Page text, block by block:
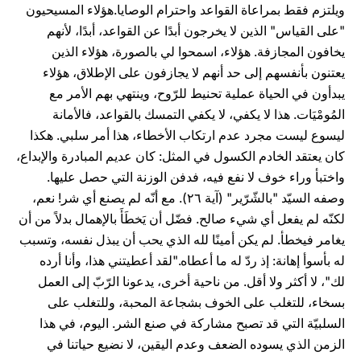
ويلتزم فقط بمراعاة القواعد واحترام الوصايا.هؤلاء المسيحيون
"على القياس" الذين لا يخرجون أبدًا عن القواعد، أبدًا، لأنهم
يخافون المجازفة. هؤلاء، اسمحوا لي بالصورة، هؤلاء الذين
يعتنون بأنفسهم إلى حد أنهم لا يجازفون على الإطلاق، هؤلاء
يبدأون في الحياة عملية تحنيط للرّوح، وينتهي بهم الأمر مع
المُومْيَات. هذا لا يكفي، لا يكفي التمسك بالقواعد، فالأمانة
ليسوع ليست مجرد عدم ارتكاب الأخطاء، هذا أمر سلبي. هكذا
كان يعتقد الخادم الكسول في المثل: كان عديم المبادرة والإبداع،
واختبأ وراء خوف لا نفع فيه، فدفن الوزنة التي حصل عليها.
وصفه السيّد "بالشّرّير" (آية ٢٦). مع أنّه لم يصنع أي شر! نعم،
لكنّه لم يفعل أي شيء صالح. فضّل أن يَخطَأَ بالإهمال بدلاً من أن
يغامر فيخطأ. لم يكن أمينًا لله الذي يحب أن يبذل نفسه، وتسبب
له بأسوأ إهانة: إذ ردّ له ما أعطاه."لقد أعطيتني هذا، وأنا أرده
لك"، لا أكثر ولا أقل. من ناحية أخرى، يدعونا الرّبّ إلى العمل
بسخاء، للتغلب على الخوف بشجاعة المحبة، وللتغلب على
السلبيّة التي قد تصبح مشاركة في صنع الشر. اليوم، في هذا
الزمن الذي يسوده الضعف وعدم اليقين، لا نضيع حياتنا في